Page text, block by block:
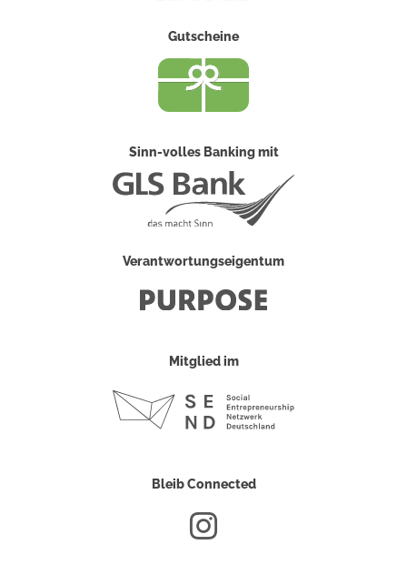
Gutscheine
Sinn-volles Banking mit
Verantwortungseigentum
Mitglied im
Bleib Connected